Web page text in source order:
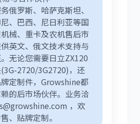
俄罗斯、哈萨克斯坦、
、巴西、尼日利亚等国
械、重卡及农机售后市
英文、俄文技术支持与
无论您需要日立ZX120
2720/3G2720)，还
定制件，Growshine都
的后市场伙伴。业务洽
，欢
、贴牌定制。